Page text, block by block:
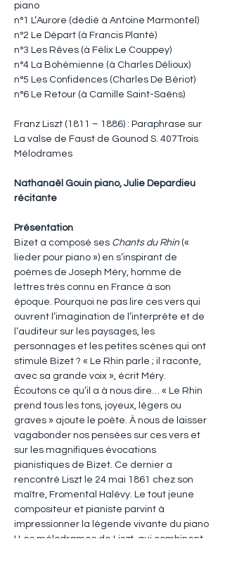
piano
n°1 L’Aurore (dédié à Antoine Marmontel)
n°2 Le Départ (à Francis Planté)
n°3 Les Rêves (à Félix Le Couppey)
n°4 La Bohémienne (à Charles Délioux)
n°5 Les Confidences (Charles De Bériot)
n°6 Le Retour (à Camille Saint-Saëns)
Franz Liszt (1811 – 1886) : Paraphrase sur
La valse de Faust de Gounod S. 407Trois
Mélodrames
Nathanaël Gouin piano, Julie Depardieu
récitante
Présentation
Bizet a composé ses Chants du Rhin («
lieder pour piano ») en s’inspirant de
poèmes de Joseph Méry, homme de
lettres très connu en France à son
époque. Pourquoi ne pas lire ces vers qui
ouvrent l’imagination de l’interprète et de
l’auditeur sur les paysages, les
personnages et les petites scènes qui ont
stimulé Bizet ? « Le Rhin parle ; il raconte,
avec sa grande voix », écrit Méry.
Écoutons ce qu’il a à nous dire… « Le Rhin
prend tous les tons, joyeux, légers ou
graves » ajoute le poète. À nous de laisser
vagabonder nos pensées sur ces vers et
sur les magnifiques évocations
pianistiques de Bizet. Ce dernier a
rencontré Liszt le 24 mai 1861 chez son
maître, Fromental Halévy. Le tout jeune
compositeur et pianiste parvint à
impressionner la légende vivante du piano
! Les mélodrames de Liszt, qui combinent